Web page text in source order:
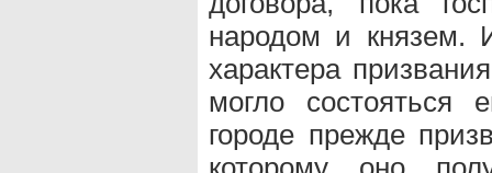
народом и князем.
характера
могло
городе прежде